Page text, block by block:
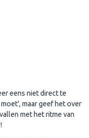
eens niet direct te
maar geef het over
met het ritme van